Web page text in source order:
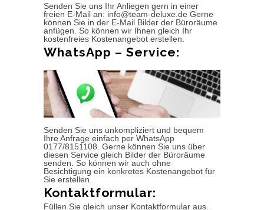
Senden Sie uns Ihr Anliegen gern in einer
freien E-Mail an: info@team-deluxe.de Gerne
können Sie in der E-Mail Bilder der Büroräume
anfügen. So können wir Ihnen gleich Ihr
kostenfreies Kostenangebot erstellen.
WhatsApp – Service:
Senden Sie uns unkompliziert und bequem
Ihre Anfrage einfach per WhatsApp
0177/8151108. Gerne können Sie uns über
diesen Service gleich Bilder der Büroräume
senden. So können wir auch ohne
Besichtigung ein konkretes Kostenangebot für
Sie erstellen.
Kontaktformular:
Füllen Sie gleich unser Kontaktformular aus.